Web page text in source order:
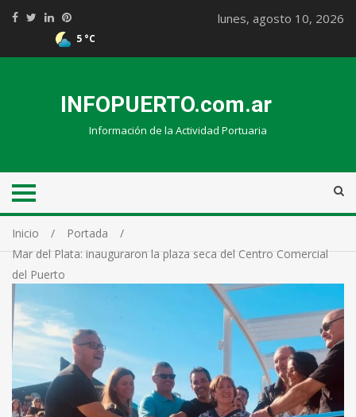
5 °C
lunes, agosto 10, 2026
INFOPUERTO.com.ar
Información de la Actividad Portuaria
Inicio
Portada
Mar del Plata: inauguraron la plaza seca del Centro Comercial
del Puerto